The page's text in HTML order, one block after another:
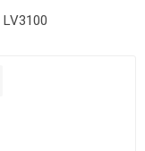
LV3100